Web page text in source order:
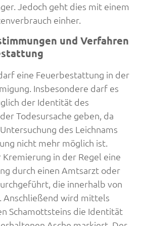
Jedoch geht dies mit einem
einher.
und Verfahren
eine Feuerbestattung in der
Insbesondere darf es
der Identität des
Todesursache geben, da
des Leichnams
nicht mehr möglich ist.
in der Regel eine
durch einen Amtsarzt oder
die innerhalb von
Anschließend wird mittels
Schamottsteins die Identität